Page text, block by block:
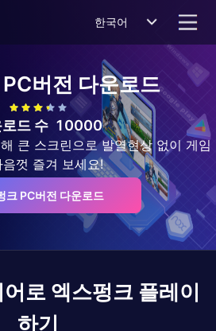
한국어
PC버전 다운로드
드 수 10000
큰 스크린으로 발열현상 없이 게임
음껏 즐겨 보세요!
크 PC버전 다운로드
로 엑스펑크 플레이
하기